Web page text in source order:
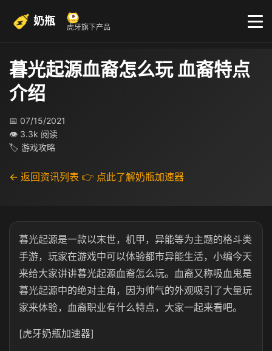
奶瓶 虎牙旗下产品
暮光起源血裔怎么玩 血裔特点
介绍
📅 07/15/2021
👁 3.3k 阅读
🏷 游戏攻略
← 返回资讯列表 👉 点此了解奶瓶加速器
暮光起源是一款以末世，机甲，异能等为主题的格斗类
手游，玩家在游戏中可以体验都市异能生活，小编今天
来给大家讲讲暮光起源血裔怎么玩。血裔又称吸血鬼是
暮光起源中的绝对主角，因为帅气的外观吸引了大量玩
家来体验，血裔职业有什么特点，大家一起来看吧。
[虎牙奶瓶加速器]